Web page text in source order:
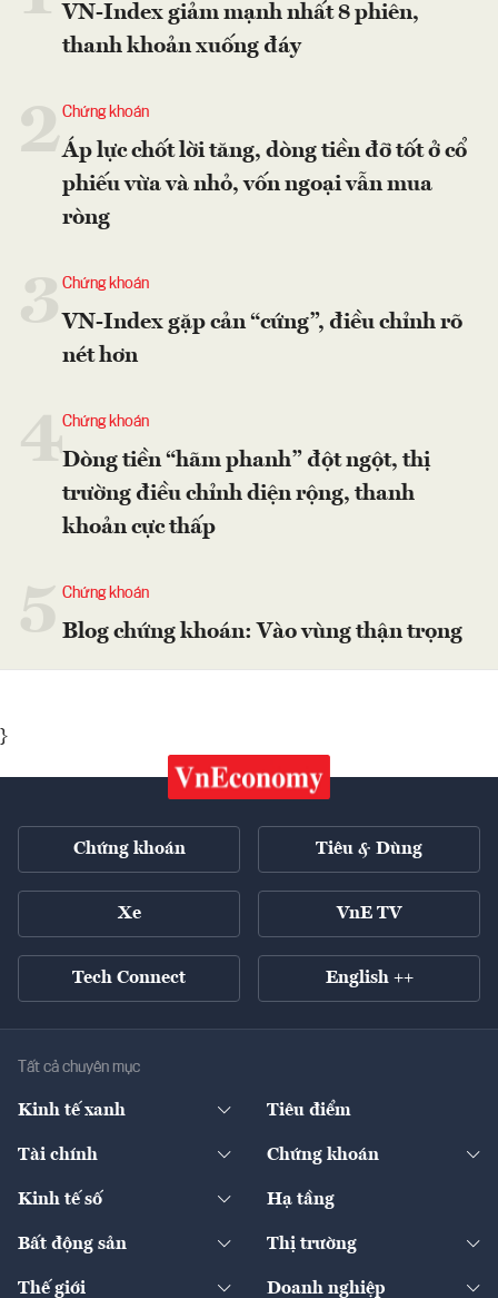
VN-Index giảm mạnh nhất 8 phiên,
thanh khoản xuống đáy
2Chứng khoán
Áp lực chốt lời tăng, dòng tiền đỡ tốt ở cổ
phiếu vừa và nhỏ, vốn ngoại vẫn mua
ròng
Chứng khoán
VN-Index gặp cản “cứng”, điều chỉnh rõ
nét hơn
4Chứng khoán
Dòng tiền “hãm phanh” đột ngột, thị
trường điều chỉnh diện rộng, thanh
khoản cực thấp
Chứng khoán
Blog chứng khoán: Vào vùng thận trọng
}
Chứng khoán Tiêu & Dùng
Xe VnE TV
Tech Connect English ++
Tất cả chuyên mục
Kinh tế xanh
Diễn đàn
Tiêu điểm
Tài chính
Ngân hàng
Chứng khoán
Doanh nghiệp niêm yết
Kinh tế số
Sản phẩm - Thị trường
Hạ tầng
Bất động sản
Chính sách
Thị trường
Thế giới Doanh nghiệp